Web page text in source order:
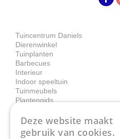
Tuincentrum Daniels
Dierenwinkel
Tuinplanten
Barbecues
Interieur
Indoor speeltuin
Tuinmeubels
Plantengids
Contact
Deze website maakt
gebruik van cookies.